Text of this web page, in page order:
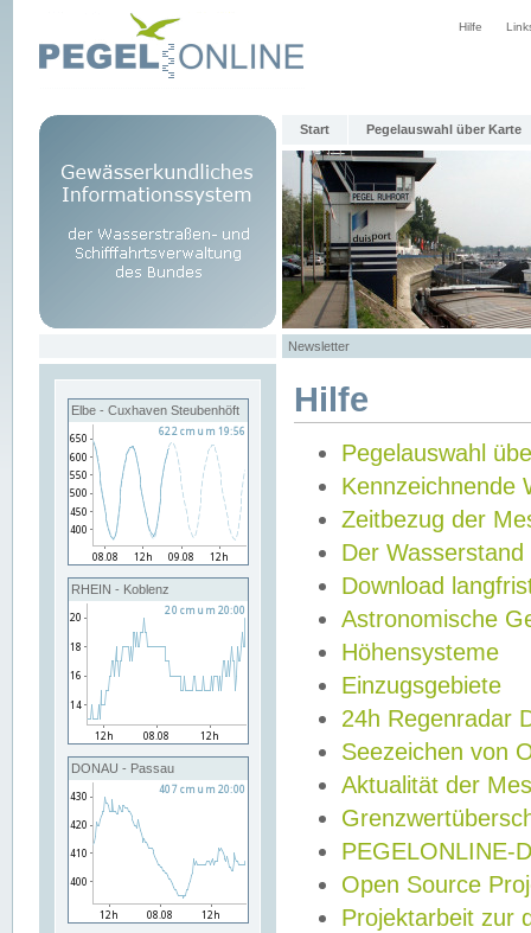
Hilfe
Start Pegelauswahl über Karte
Newsletter
Elbe - Cuxhaven Steubenhöft
RHEIN - Koblenz
DONAU - Passau
Hilfe
Pegelauswahl
Kennzeichnende
Zeitbezug der
Der Wasserstand
Download
Astronomische
Höhensysteme
Einzugsgebiete
24h Regenradar
Seezeichen von
Aktualität der
PEGELONLINE-
Open Source
Projektarbeit zur